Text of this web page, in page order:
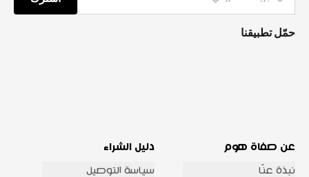
حمّل تطبيقنا
عن صفاة هوم
نبذة عنّا
دليل الشراء
سياسة التوصيل